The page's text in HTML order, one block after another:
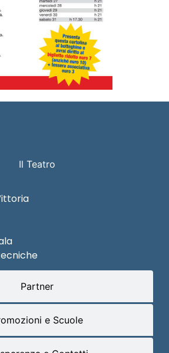
Il Teatro
Partner
e Scuole